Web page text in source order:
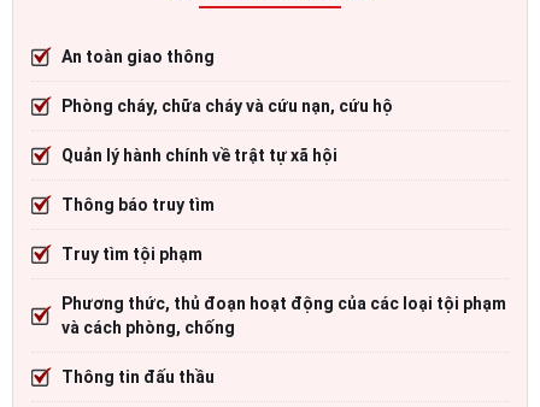
An toàn giao thông
Phòng cháy, chữa cháy và cứu nạn, cứu hộ
Quản lý hành chính về trật tự xã hội
Thông báo truy tìm
Truy tìm tội phạm
Phương thức, thủ đoạn hoạt động của các loại tội phạm
và cách phòng, chống
Thông tin đấu thầu